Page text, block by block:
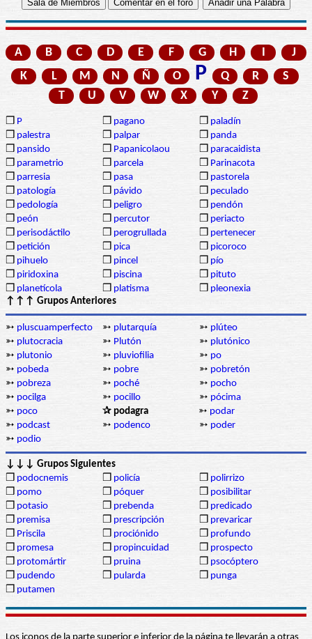
A B C D E F G H I
J
K
L M N Ñ O P Q R
S
T
U V W X Y Z
❒ P ❒ pagano ❒ paladín
❒ palestra ❒ palpar ❒ panda
❒ pansido ❒ Papanicolaou ❒ paracaidista
❒ parametrio ❒ parcela ❒ Parinacota
❒ parresia ❒ pasa ❒ pastorela
❒ patología ❒ pávido ❒ peculado
❒ pedología ❒ peligro ❒ pendón
❒ peón ❒ percutor ❒ periacto
❒ perisodáctilo ❒ perogrullada ❒ pertenecer
❒ petición ❒ pica ❒ picoroco
❒ pihuelo ❒ pincel ❒ pío
❒ piridoxina ❒ piscina ❒ pituto
❒ planetícola ❒ platisma ❒ pleonexia
↑↑↑ Grupos Anteriores
➳ pluscuamperfecto ➳ plutarquía ➳ plúteo
➳ plutocracia ➳ Plutón ➳ plutónico
➳ plutonio ➳ pluviofilia ➳ po
➳ pobeda ➳ pobre ➳ pobretón
➳ pobreza ➳ poché ➳ pocho
➳ pocilga ➳ pocillo ➳ pócima
➳ poco ✰ podagra ➳ podar
➳ podcast ➳ podenco ➳ poder
➳ podio
↓↓↓ Grupos Siguientes
❒ podocnemis ❒ policía ❒ polirrizo
❒ pomo ❒ póquer ❒ posibilitar
❒ potasio ❒ prebenda ❒ predicado
❒ premisa ❒ prescripción ❒ prevaricar
❒ Priscila ❒ prociónido ❒ profundo
❒ promesa ❒ propincuidad ❒ prospecto
❒ protomártir ❒ pruina ❒ psocóptero
❒ pudendo ❒ pularda ❒ punga
❒ putamen